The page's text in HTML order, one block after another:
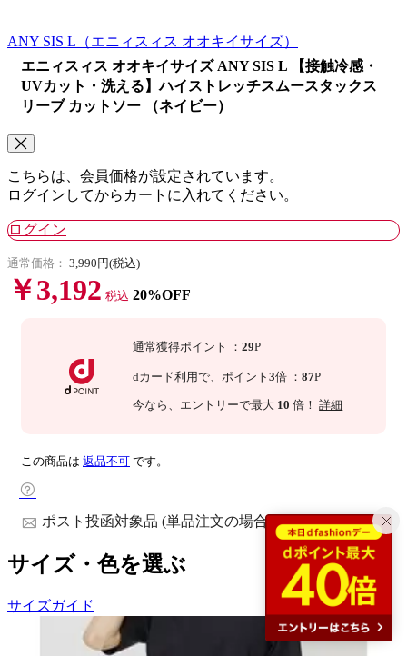
ANY SIS L （エニィスィス オオキイサイズ）
エニィスィス オオキイサイズ ANY SIS L 【接触冷感・
UVカット・洗える】ハイストレッチスムースタックス
リーブ カットソー （ネイビー）
こちらは、会員価格が設定されています。
ログインしてからカートに入れてください。
ログイン
通常価格： 3,990円(税込)
￥3,192 税込 20%OFF
通常獲得ポイント ：29P
dカード利用で、ポイント3倍 ：87P
今なら 、エントリーで最大 10 倍！詳細
この商品は 返品不可 です。
ポスト投函対象品 (単品注文の場合)
サイズ・色を選ぶ
サイズガイド